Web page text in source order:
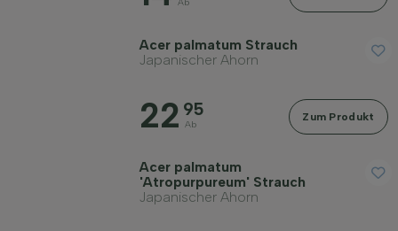
Ab
Acer palmatum Strauch
Japanischer Ahorn
22 95
Ab
Zum Produkt
Acer palmatum
'Atropurpureum' Strauch
Japanischer Ahorn